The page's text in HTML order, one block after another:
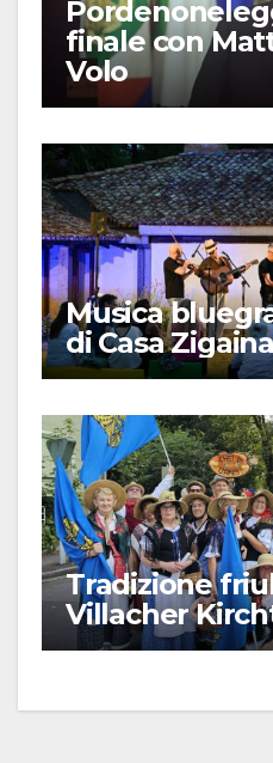
finale con
Volo
Musica
di Casa Zigaina
Tradizione
Villacher